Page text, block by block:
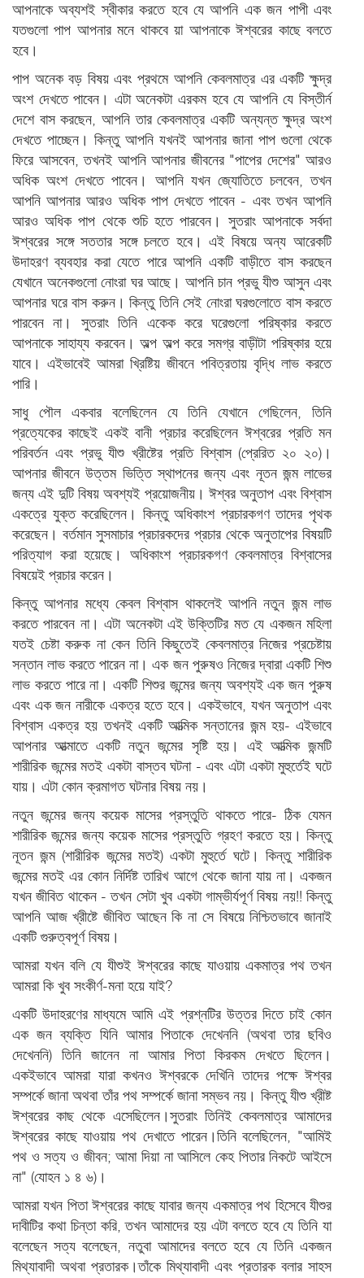
আপনাকে অব্যশই স্বীকার করতে হবে যে আপনি এক জন পাপী এবং
যতগুলো পাপ আপনার মনে থাকবে য়া আপনাকে ঈশ্বরের কাছে বলতে
হবে।
পাপ অনেক বড় বিষয় এবং প্রথমে আপনি কেবলমাত্র এর একটি ক্ষুদ্র
অংশ দেখতে পাবেন। এটা অনেকটা এরকম হবে যে আপনি যে বিস্তীর্ন
দেশে বাস করছেন, আপনি তার কেবলমাত্র একটি অন্যন্ত ক্ষুদ্র অংশ
দেখতে পাচ্ছেন। কিন্তু আপনি যখনই আপনার জানা পাপ গুলো থেকে
ফিরে আসবেন, তখনই আপনি আপনার জীবনের "পাপের দেশের" আরও
অধিক অংশ দেখতে পাবেন। আপনি যখন জ্যোতিতে চলবেন, তখন
আপনি আপনার আরও অধিক পাপ দেখতে পাবেন - এবং তখন আপনি
আরও অধিক পাপ থেকে শুচি হতে পারবেন। সুতরাং আপনাকে সর্বদা
ঈশ্বরের সঙ্গে সততার সঙ্গে চলতে হবে। এই বিষয়ে অন্য আরেকটি
উদাহরণ ব্যবহার করা যেতে পারে আপনি একটি বাড়ীতে বাস করছেন
যেখানে অনেকগুলো নোংরা ঘর আছে। আপনি চান প্রভু যীশু আসুন এবং
আপনার ঘরে বাস করুন। কিন্তু তিনি সেই নোংরা ঘরগুলোতে বাস করতে
পারবেন না। সুতরাং তিনি একেক করে ঘরেগুলো পরিষ্কার করতে
আপনাকে সাহায্য করবেন। অল্প অল্প করে সমগ্র বাড়ীটা পরিষ্কার হয়ে
যাবে। এইভাবেই আমরা খ্রিষ্টিয় জীবনে পবিত্রতায় বৃদ্ধি লাভ করতে
পারি।
সাধু পৌল একবার বলেছিলেন যে তিনি যেখানে গেছিলেন, তিনি
প্রত্যেকের কাছেই একই বানী প্রচার করেছিলেন ঈশ্বরের প্রতি মন
পরিবর্তন এবং প্রভু যীশু খ্রীষ্টের প্রতি বিশ্বাস (প্রেরিত ২০ ২০)।
আপনার জীবনে উত্তম ভিত্তি স্থাপনের জন্য এবং নূতন জন্ম লাভের
জন্য এই দুটি বিষয় অবশ্যই প্রয়োজনীয়। ঈশ্বর অনুতাপ এবং বিশ্বাস
একত্রে যুক্ত করেছিলেন। কিন্তু অধিকাংশ প্রচারকগণ তাদের পৃথক
করেছেন। বর্তমান সুসমাচার প্রচারকদের প্রচার থেকে অনুতাপের বিষয়টি
পরিত্যাগ করা হয়েছে। অধিকাংশ প্রচারকগণ কেবলমাত্র বিশ্বাসের
বিষয়েই প্রচার করেন।
কিন্তু আপনার মধ্যে কেবল বিশ্বাস থাকলেই আপনি নতুন জন্ম লাভ
করতে পারবেন না। এটা অনেকটা এই উক্তিটির মত যে একজন মহিলা
যতই চেষ্টা করুক না কেন তিনি কিছুতেই কেবলমাত্র নিজের প্রচেষ্টায়
সন্তান লাভ করতে পারেন না। এক জন পুরুষও নিজের দ্বারা একটি শিশু
লাভ করতে পারে না। একটি শিশুর জন্মের জন্য অবশ্যই এক জন পুরুষ
এবং এক জন নারীকে একত্র হতে হবে। একইভাবে, যখন অনুতাপ এবং
বিশ্বাস একত্র হয় তখনই একটি আত্মিক সন্তানের জন্ম হয়- এইভাবে
আপনার আত্মাতে একটি নতুন জন্মের সৃষ্টি হয়। এই আত্মিক জন্মটি
শারীরিক জন্মের মতই একটা বাস্তব ঘটনা - এবং এটা একটা মুহুর্তেই ঘটে
যায়। এটা কোন ক্রমাগত ঘটনার বিষয় নয়।
নতুন জন্মের জন্য কয়েক মাসের প্রস্তুতি থাকতে পারে- ঠিক যেমন
শারীরিক জন্মের জন্য কয়েক মাসের প্রস্তুতি গ্রহণ করতে হয়। কিন্তু
নূতন জন্ম (শারীরিক জন্মের মতই) একটা মুহুর্তে ঘটে। কিন্তু শারীরিক
জন্মের মতই এর কোন নির্দিষ্ট তারিখ আগে থেকে জানা যায় না। একজন
যখন জীবিত থাকেন - তখন সেটা খুব একটা গাম্ভীর্যপূর্ণ বিষয় নয়!! কিন্তু
আপনি আজ খ্রীষ্টে জীবিত আছেন কি না সে বিষয়ে নিশ্চিতভাবে জানাই
একটি গুরুত্বপূর্ণ বিষয়।
আমরা যখন বলি যে যীশুই ঈশ্বরের কাছে যাওয়ায় একমাত্র পথ তখন
আমরা কি খুব সংকীর্ণ-মনা হয়ে যাই?
একটি উদাহরণের মাধ্যমে আমি এই প্রশ্নটির উত্তর দিতে চাই কোন
এক জন ব্যক্তি যিনি আমার পিতাকে দেখেননি (অথবা তার ছবিও
দেখেননি) তিনি জানেন না আমার পিতা কিরকম দেখতে ছিলেন।
একইভাবে আমরা যারা কখনও ঈশ্বরকে দেখিনি তাদের পক্ষে ঈশ্বর
সম্পর্কে জানা অথবা তাঁর পথ সম্পর্কে জানা সম্ভব নয়। কিন্তু যীশু খ্রীষ্ট
ঈশ্বরের কাছ থেকে এসেছিলেন।সুতরাং তিনিই কেবলমাত্র আমাদের
ঈশ্বরের কাছে যাওয়ায় পথ দেখাতে পারেন।তিনি বলেছিলেন, "আমিই
পথ ও সত্য ও জীবন; আমা দিয়া না আসিলে কেহ পিতার নিকটে আইসে
না" (যোহন ১ ৪ ৬)।
আমরা যখন পিতা ঈশ্বরের কাছে যাবার জন্য একমাত্র পথ হিসেবে যীশুর
দাবীটির কথা চিন্তা করি, তখন আমাদের হয় এটা বলতে হবে যে তিনি যা
বলেছেন সত্য বলেছেন, নতুবা আমাদের বলতে হবে যে তিনি একজন
মিথ্যাবাদী অথবা প্রতারক।তাঁকে মিথ্যাবাদী এবং প্রতারক বলার সাহস